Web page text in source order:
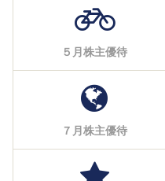
５月株主優待
７月株主優待